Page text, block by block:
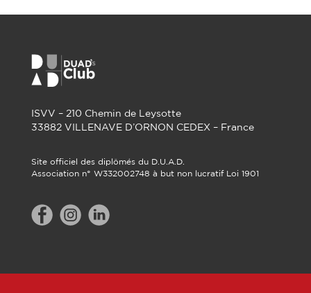
ISVV – 210 Chemin de Leysotte
33882 VILLENAVE D’ORNON CEDEX – France
Site officiel des diplômés du D.U.A.D.
Association n° W332002748 à but non lucratif Loi 1901